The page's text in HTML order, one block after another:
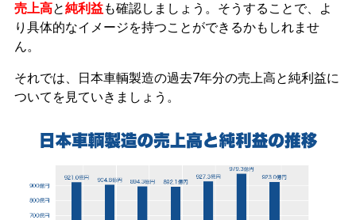
売上高と純利益も確認しましょう。そうすることで、よ
り具体的なイメージを持つことができるかもしれませ
ん。
それでは、日本車輌製造の過去7年分の売上高と純利益に
ついてを見ていきましょう。